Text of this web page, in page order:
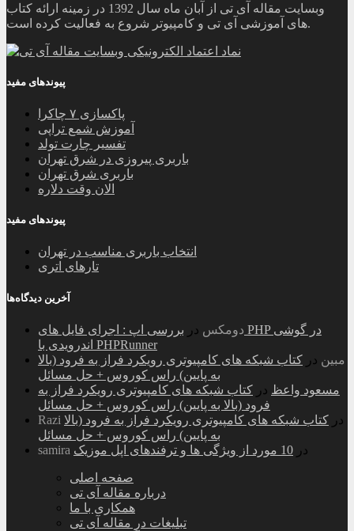
وبسایت مقاله آی تی از آبان ماه سال 1392 در زمینه ارائه کتاب
های آموزشی آی تی و کامپیوتر شروع به فعالیت کرده است.
پیوندهای مفید
پاکسازی ۷ چاکرا
آموزش شمع تراپی
تفسیر چارت تولد
باربری پیروزی در شرق تهران
باربری شرق تهران
الان وقت دلاره
پیوندهای مفید
انتخاب باربری مناسب در تهران
تارهای اتری
آخرین دیدگاه‌ها
دومکس در بررسی اپ : اجرای فایل های PHP در گوشی
اندرویدی با PHPRunner
مبین در کتاب شبکه های کامپیوتری رویکرد فراز به فرود (بالا
به پایین) راس کوروس + حل مسائل
مسعود واعظ در کتاب شبکه های کامپیوتری رویکرد فراز به
فرود (بالا به پایین) راس کوروس + حل مسائل
Razi
در کتاب شبکه های کامپیوتری رویکرد فراز به فرود (بالا
به پایین) راس کوروس + حل مسائل
samira
در 10 مورد از ویژگی ها و ترفندهای اپل موزیک
صفحه اصلی
درباره مقاله آی تی
همکاری با ما
تبلیغات در مقاله آی تی